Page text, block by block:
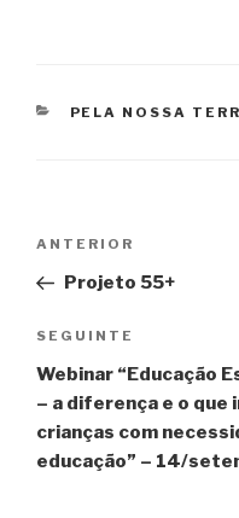
CATEGORIAS
PELA NOSSA
artigos
Conteúdo
anterior
ANTERIOR
Projeto 55+
Conteúdo
seguinte
SEGUINTE
Webinar “Educação
– a diferença e o
crianças com
educação” – 14/